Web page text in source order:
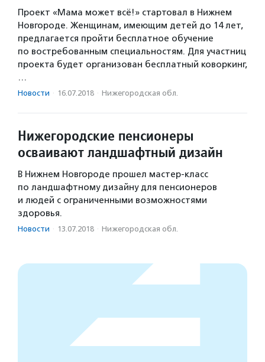
Проект «Мама может всё!» стартовал в Нижнем
Новгороде. Женщинам, имеющим детей до 14 лет,
предлагается пройти бесплатное обучение
по востребованным специальностям. Для участниц
проекта будет организован бесплатный коворкинг,
…
Новости · 16.07.2018 · Нижегородская обл.
Нижегородские пенсионеры
осваивают ландшафтный дизайн
В Нижнем Новгороде прошел мастер-класс
по ландшафтному дизайну для пенсионеров
и людей с ограниченными возможностями
здоровья.
Новости · 13.07.2018 · Нижегородская обл.